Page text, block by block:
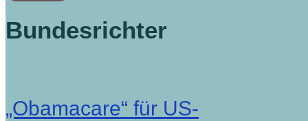
Bundesrichter
„Obamacare“ für US-